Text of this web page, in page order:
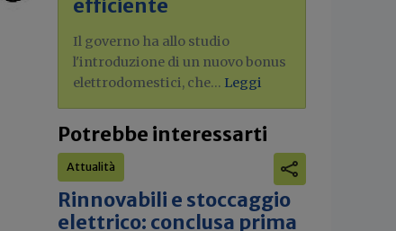
efficiente
Il governo ha allo studio
l'introduzione di un nuovo bonus
elettrodomestici, che... Leggi
Potrebbe interessarti
Attualità
Rinnovabili e stoccaggio
elettrico: conclusa prima